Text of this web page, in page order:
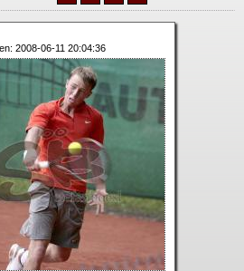
2008-06-11 20:04:36